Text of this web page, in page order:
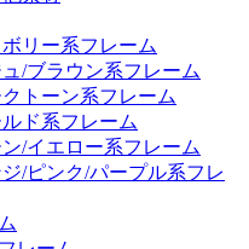
リー系フレーム
/ブラウン系フレーム
トーン系フレーム
ド系フレーム
/イエロー系フレーム
/ピンク/パープル系フレ